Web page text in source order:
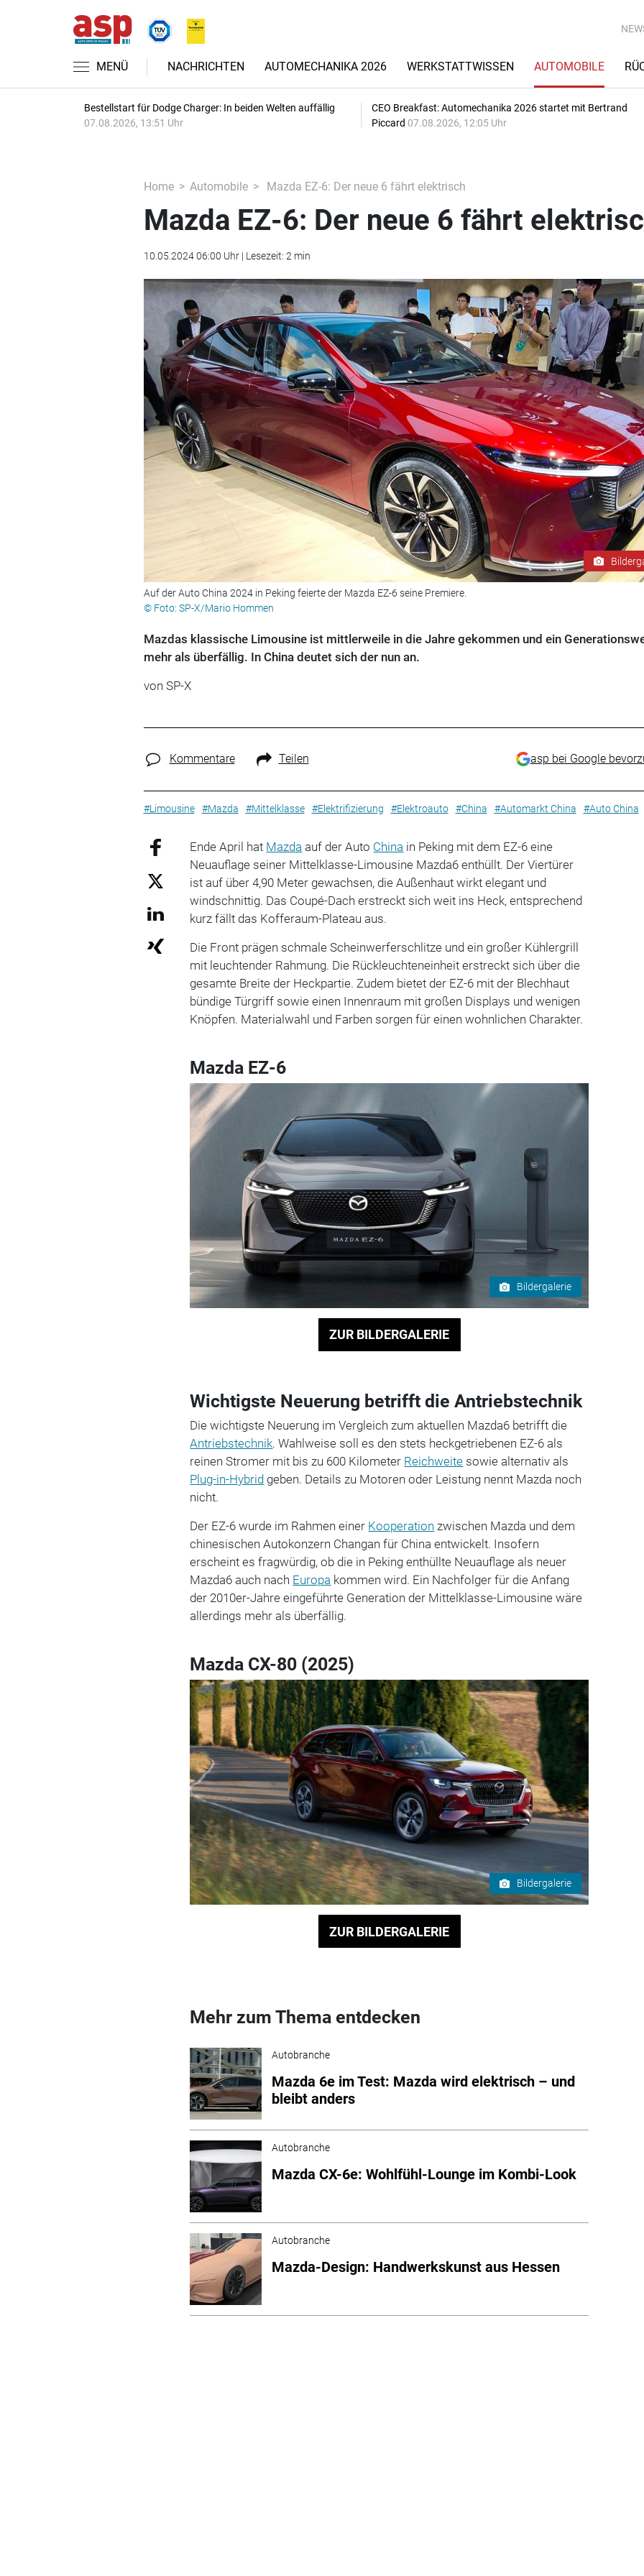
MENÜ NACHRICHTEN AUTOMECHANIKA 2026 WERKSTATTWISSEN AUTOMOBILE
Bestellstart für Dodge Charger: In beiden Welten auffällig
07.08.2026, 13:51 Uhr
CEO Breakfast: Automechanika 2026 startet mit Bertrand
Piccard 07.08.2026, 12:05 Uhr
Home Automobile Mazda EZ-6: Der neue 6 fährt elektrisch
Mazda EZ-6: Der neue 6 fährt
10.05.2024 06:00 Uhr | Lesezeit: 2 min
Auf der Auto China 2024 in Peking feierte der Mazda EZ-6 seine Premiere.
© Foto: SP-X/Mario Hommen
Mazdas klassische Limousine ist mittlerweile in die Jahre gekommen und ein
mehr als überfällig. In China deutet sich der nun an.
von SP-X
Kommentare Teilen asp bei Google
#Limousine #Mazda #Mittelklasse #Elektrifizierung #Elektroauto #China #Automarkt China #Auto China
Ende April hat Mazda auf der Auto China in Peking mit dem EZ-6 eine
Neuauflage seiner Mittelklasse-Limousine Mazda6 enthüllt. Der Viertürer
ist auf über 4,90 Meter gewachsen, die Außenhaut wirkt elegant und
windschnittig. Das Coupé-Dach erstreckt sich weit ins Heck, entsprechend
kurz fällt das Kofferaum-Plateau aus.
Die Front prägen schmale Scheinwerferschlitze und ein großer Kühlergrill
mit leuchtender Rahmung. Die Rückleuchteneinheit erstreckt sich über die
gesamte Breite der Heckpartie. Zudem bietet der EZ-6 mit der Blechhaut
bündige Türgriff sowie einen Innenraum mit großen Displays und wenigen
Knöpfen. Materialwahl und Farben sorgen für einen wohnlichen Charakter.
Mazda EZ-6
Bildergalerie
ZUR BILDERGALERIE
Wichtigste Neuerung betrifft die Antriebstechnik
Die wichtigste Neuerung im Vergleich zum aktuellen Mazda6 betrifft die
Antriebstechnik. Wahlweise soll es den stets heckgetriebenen EZ-6 als
reinen Stromer mit bis zu 600 Kilometer Reichweite sowie alternativ als
Plug-in-Hybrid geben. Details zu Motoren oder Leistung nennt Mazda noch
nicht.
Der EZ-6 wurde im Rahmen einer Kooperation zwischen Mazda und dem
chinesischen Autokonzern Changan für China entwickelt. Insofern
erscheint es fragwürdig, ob die in Peking enthüllte Neuauflage als neuer
Mazda6 auch nach Europa kommen wird. Ein Nachfolger für die Anfang
der 2010er-Jahre eingeführte Generation der Mittelklasse-Limousine wäre
allerdings mehr als überfällig.
Mazda CX-80 (2025)
Bildergalerie
ZUR BILDERGALERIE
Mehr zum Thema entdecken
Autobranche
Mazda 6e im Test: Mazda wird elektrisch – und
bleibt anders
Autobranche
Mazda CX-6e: Wohlfühl-Lounge im Kombi-Look
Autobranche
Mazda-Design: Handwerkskunst aus Hessen